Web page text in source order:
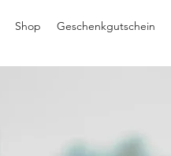
Shop Geschenkgutschein